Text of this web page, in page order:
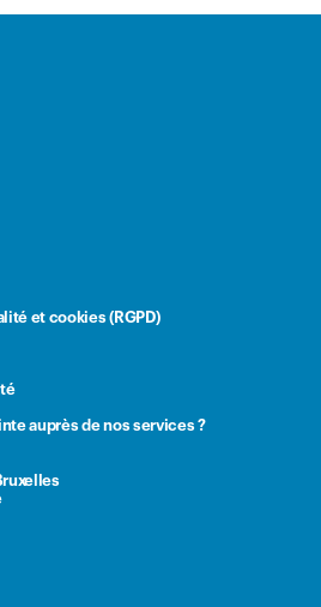
et cookies (RGPD)
auprès de nos services ?